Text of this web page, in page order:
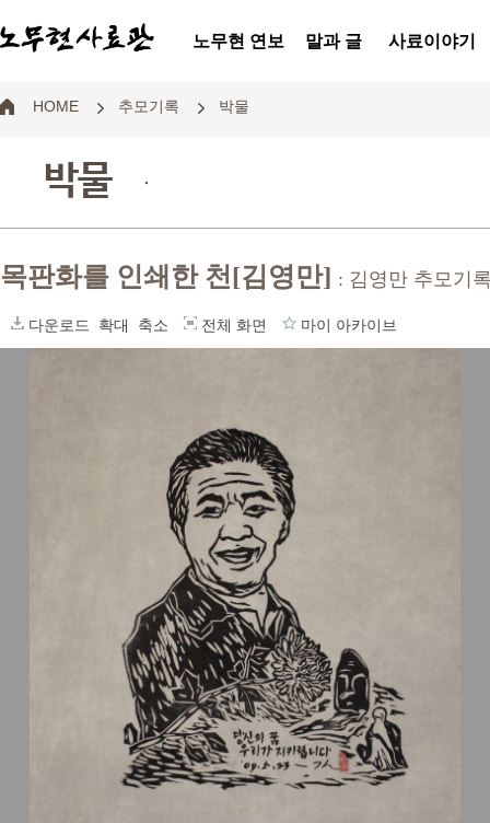
노무현 연보 말과 글 사료이야기
HOME 추모기록 박물
박물 .
목판화를 인쇄한 천[김영만] : 김영만 추모기
다운로드 확대 축소 전체 화면 마이 아카이브